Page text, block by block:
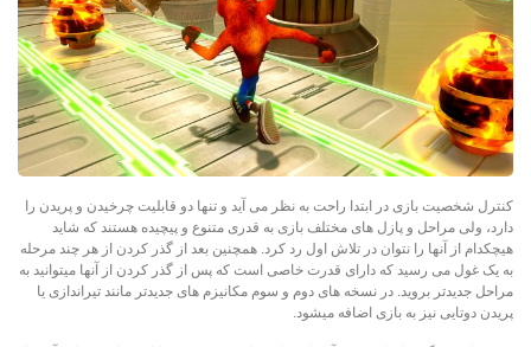
کنترل شخصیت بازی در ابتدا راحت به نظر می آید و تنها دو قابلیت چرخیدن و پریدن را
دارد، ولی مراحل و پازل های مختلف بازی به قدری متنوع و پیچیده هستند که شاید
هیچکدام از آنها را نتوان در تلاش اول رد کرد. همچنین بعد از گذر کردن از هر چند مرحله
به یک غول می رسید که دارای قدرت خاصی است که پس از گذر کردن از آنها میتوانید به
مراحل جدیدتر بروید. در نسخه های دوم و سوم مکانیزم های جدیدتر مانند تیراندازی یا
پریدن دوتایی نیز به بازی اضافه میشود.